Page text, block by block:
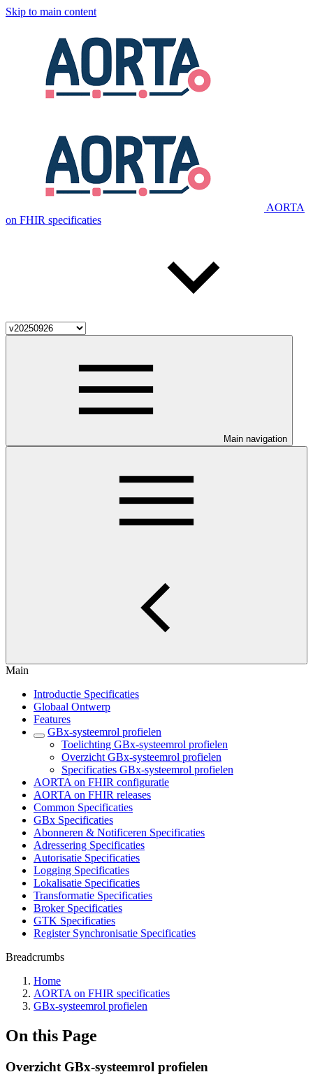
Skip to main content
AORTA
on FHIR specificaties
Main navigation
Main
Introductie Specificaties
Globaal Ontwerp
Features
GBx-systeemrol profielen
Toelichting GBx-systeemrol profielen
Overzicht GBx-systeemrol profielen
Specificaties GBx-systeemrol profielen
AORTA on FHIR configuratie
AORTA on FHIR releases
Common Specificaties
GBx Specificaties
Abonneren & Notificeren Specificaties
Adressering Specificaties
Autorisatie Specificaties
Logging Specificaties
Lokalisatie Specificaties
Transformatie Specificaties
Broker Specificaties
GTK Specificaties
Register Synchronisatie Specificaties
Breadcrumbs
Home
AORTA on FHIR specificaties
GBx-systeemrol profielen
On this Page
Overzicht GBx-systeemrol profielen